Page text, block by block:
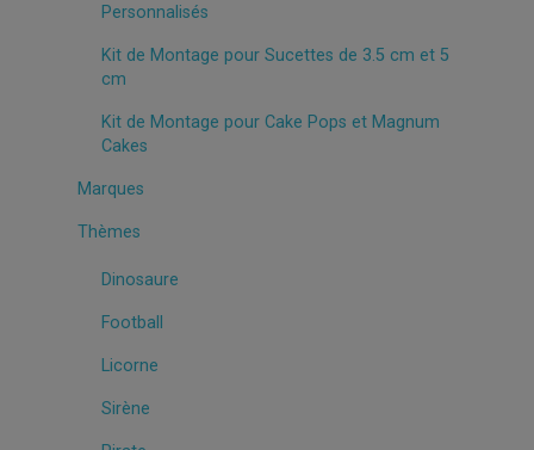
Personnalisés
Kit de Montage pour Sucettes de 3.5 cm et 5
cm
Kit de Montage pour Cake Pops et Magnum
Cakes
Marques
Thèmes
Dinosaure
Football
Licorne
Sirène